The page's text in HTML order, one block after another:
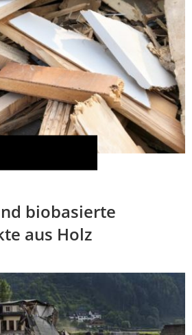
biobasierte
aus Holz